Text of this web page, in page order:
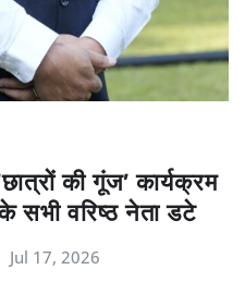
की गूंज’ कार्यक्रम
सभी वरिष्ठ नेता डटे
Jul 17, 2026